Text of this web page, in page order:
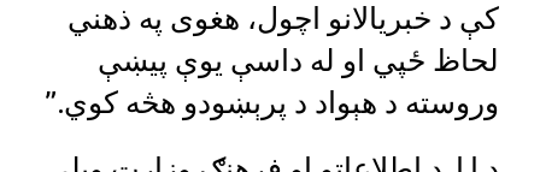
کې د خبریالانو اچول، هغوی په ذهني
لحاظ ځپي او له داسې یوې پیښې
وروسته د هېواد د پرېښودو هڅه کوي.”